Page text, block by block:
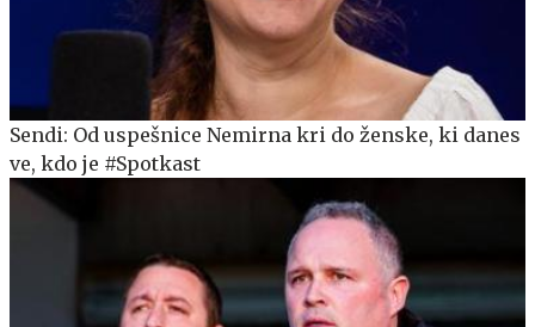
Sendi: Od uspešnice Nemirna kri do ženske, ki danes
ve, kdo je #Spotkast